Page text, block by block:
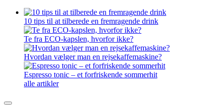
10 tips til at tilberede en fremragende drink
Te fra ECO-kapslen, hvorfor ikke?
Hvordan vælger man en rejsekaffemaskine?
Espresso tonic – et forfriskende sommerhit
alle artikler